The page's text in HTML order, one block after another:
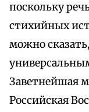
поскольку
стихийных
можно
Заветнейшая
Российская